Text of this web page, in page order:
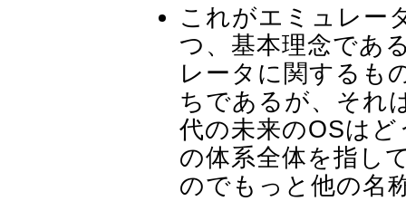
これがエミュレー
つ、基本理念であ
レータに関するも
ちであるが、それ
代の未来のOSは
の体系全体を指し
のでもっと他の名